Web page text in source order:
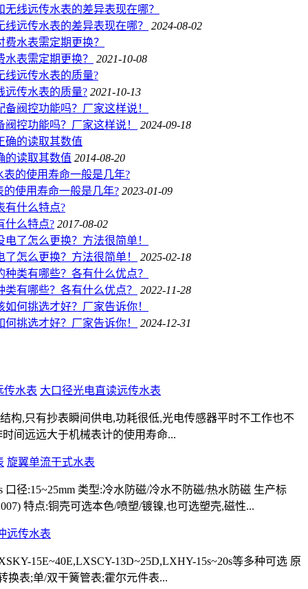
远传水表的差异表现在哪？ 2024-08-02
表需定期更换？ 2021-10-08
远传水表的质量? 2021-10-13
控功能吗？厂家这样说！ 2024-09-18
的读取其数值 2014-08-20
的使用寿命一般是几年? 2023-01-09
什么特点? 2017-08-02
怎么更换？方法很简单！ 2025-02-18
有哪些？各有什么优点？ 2022-11-28
挑选才好？厂家告诉你！ 2024-12-31
大口径光电直读远传水表
构,只有抄表瞬间供电,功耗很低,光电传感器平时不工作也不
间远远大于机械表计的使用寿命...
旋翼单流干式水表
口径:15~25mm 类型:冷水防磁/冷水不防磁/热水防磁 生产标
特点:铜壳可选本色/喷塑/镀镍,也可选塑壳,磁性...
远传水表
15E~40E,LXSCY-13D~25D,LXHY-15s~20s等多种可选 原
换表;单/双干簧管表;霍尔元件表...